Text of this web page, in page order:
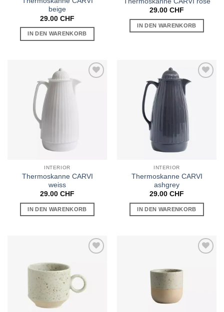
beige
29.00 CHF
IN DEN WARENKORB
29.00 CHF
IN DEN WARENKORB
Auf die
INTERIOR
Thermoskanne CARVI
weiss
29.00 CHF
IN DEN WARENKORB
Auf die
Wunschliste
INTERIOR
Thermoskanne CARVI
ashgrey
29.00 CHF
IN DEN WARENKORB
Wunschliste